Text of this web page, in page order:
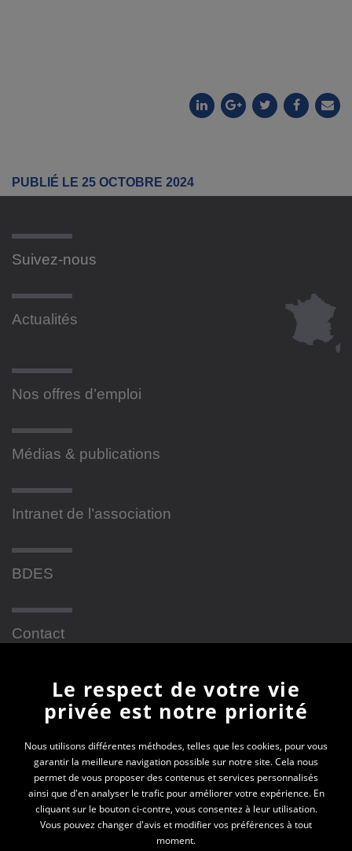
PUBLIÉ LE 25 OCTOBRE 2024
Suivez-nous
Actualités
Nos offres d’emploi
Médias & publications
Intranet de l’association
BDES
Contact
Newsletter
En vous inscrivant à la newsletter, vous recevrez
toutes les actualités des PEP 69
Votre e-mail*
Le respect de votre vie
privée est notre priorité
Nous utilisons différentes méthodes, telles que les cookies, pour vous
garantir la meilleure navigation possible sur notre site. Cela nous
permet de vous proposer des contenus et services personnalisés
ainsi que d'en analyser le trafic pour améliorer votre expérience. En
cliquant sur le bouton ci-contre, vous consentez à leur utilisation.
Vous pouvez changer d'avis et modifier vos préférences à tout
moment.